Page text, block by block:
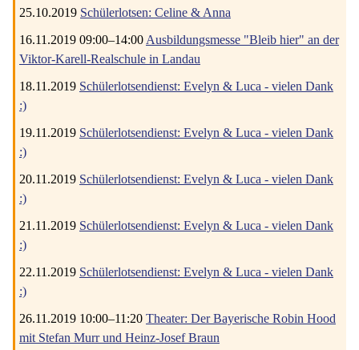
25.10.2019 Schülerlotsen: Celine & Anna
16.11.2019 09:00–14:00 Ausbildungsmesse "Bleib hier" an der
Viktor-Karell-Realschule in Landau
18.11.2019 Schülerlotsendienst: Evelyn & Luca - vielen Dank
:)
19.11.2019 Schülerlotsendienst: Evelyn & Luca - vielen Dank
:)
20.11.2019 Schülerlotsendienst: Evelyn & Luca - vielen Dank
:)
21.11.2019 Schülerlotsendienst: Evelyn & Luca - vielen Dank
:)
22.11.2019 Schülerlotsendienst: Evelyn & Luca - vielen Dank
:)
26.11.2019 10:00–11:20 Theater: Der Bayerische Robin Hood
mit Stefan Murr und Heinz-Josef Braun